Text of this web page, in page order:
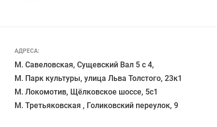
АДРЕСА:
М. Савеловская, Сущевский Вал 5 с 4,
М. Парк культуры, улица Льва Толстого, 23к1
М. Локомотив, Щёлковское шоссе, 5с1